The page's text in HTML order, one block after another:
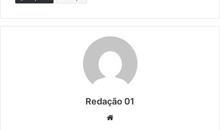
Redação 01
Website